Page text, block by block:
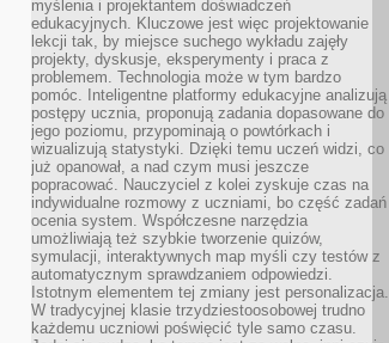
myślenia i projektantem doświadczeń
edukacyjnych. Kluczowe jest więc projektowanie
lekcji tak, by miejsce suchego wykładu zajęły
projekty, dyskusje, eksperymenty i praca z
problemem. Technologia może w tym bardzo
pomóc. Inteligentne platformy edukacyjne analizują
postępy ucznia, proponują zadania dopasowane do
jego poziomu, przypominają o powtórkach i
wizualizują statystyki. Dzięki temu uczeń widzi, co
już opanował, a nad czym musi jeszcze
popracować. Nauczyciel z kolei zyskuje czas na
indywidualne rozmowy z uczniami, bo część zadań
ocenia system. Współczesne narzędzia
umożliwiają też szybkie tworzenie quizów,
symulacji, interaktywnych map myśli czy testów z
automatycznym sprawdzaniem odpowiedzi.
Istotnym elementem tej zmiany jest personalizacja.
W tradycyjnej klasie trzydziestoosobowej trudno
każdemu uczniowi poświęcić tyle samo czasu.